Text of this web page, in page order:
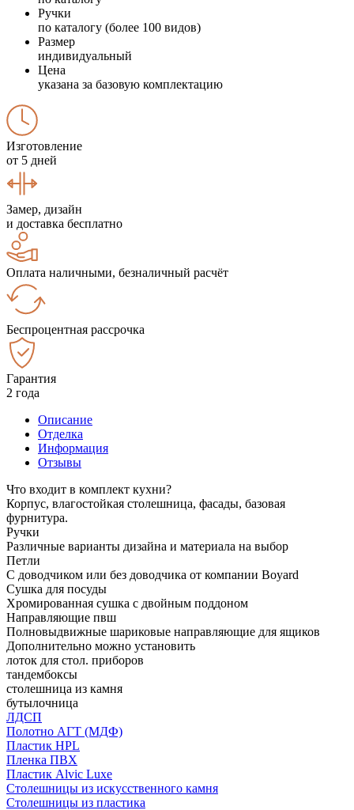
Ручки
по каталогу (более 100 видов)
Размер
индивидуальный
Цена
указана за базовую комплектацию
Изготовление
от 5 дней
Замер, дизайн
и доставка бесплатно
Оплата наличными, безналичный расчёт
Беспроцентная рассрочка
Гарантия
2 года
Описание
Отделка
Информация
Отзывы
Что входит в комплект кухни?
Корпус, влагостойкая столешница, фасады, базовая
фурнитура.
Ручки
Различные варианты дизайна и материала на выбор
Петли
С доводчиком или без доводчика от компании Boyard
Сушка для посуды
Хромированная сушка с двойным поддоном
Направляющие пвш
Полновыдвижные шариковые направляющие для ящиков
Дополнительно можно установить
лоток для стол. приборов
тандембоксы
столешница из камня
бутылочница
ЛДСП
Полотно АГТ (МДФ)
Пластик HPL
Пленка ПВХ
Пластик Alvic Luxe
Столешницы из искусственного камня
Столешницы из пластика